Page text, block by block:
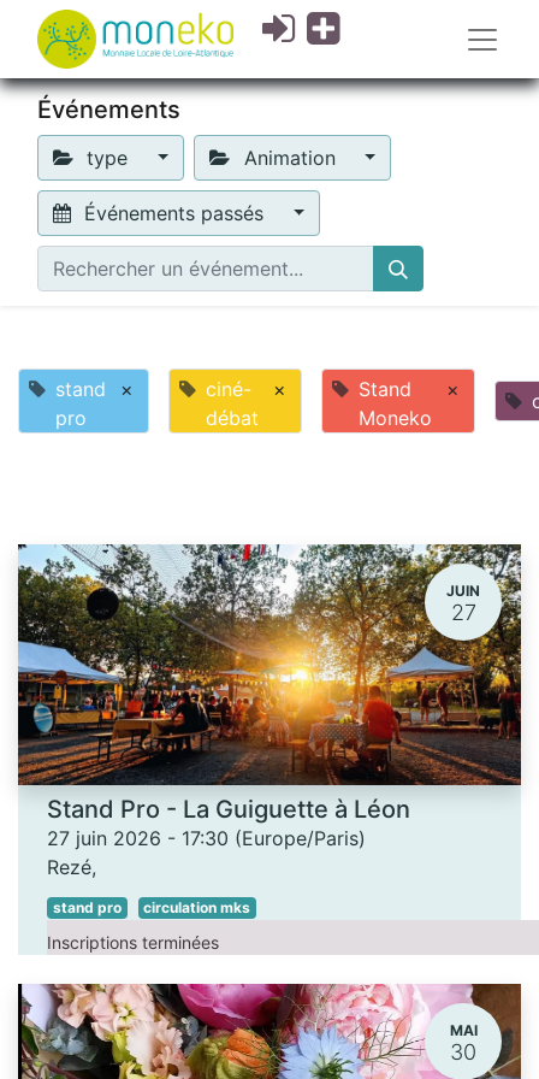
Événements
type Animation
Événements passés
stand
pro
×
ciné-
débat
×
Stand
Moneko
×
JUIN
27
Stand Pro - La Guiguette à Léon
27 juin 2026 - 17:30 (Europe/Paris)
Rezé,
stand pro circulation mks
Inscriptions terminées
MAI
30